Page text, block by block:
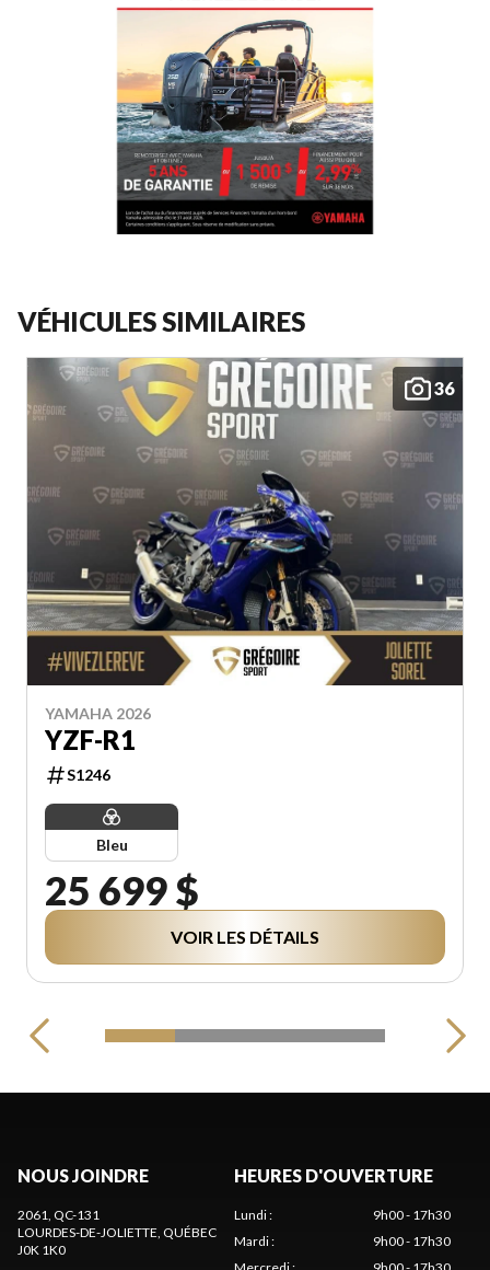
VÉHICULES SIMILAIRES
36
YAMAHA 2026
YZF-R1
S1246
Bleu
25 699 $
VOIR LES DÉTAILS
NOUS JOINDRE
2061, QC-131
LOURDES-DE-JOLIETTE , QUÉBEC
J0K 1K0
HEURES D'OUVERTURE
Lundi:
9h00 - 17h30
Mardi:
9h00 - 17h30